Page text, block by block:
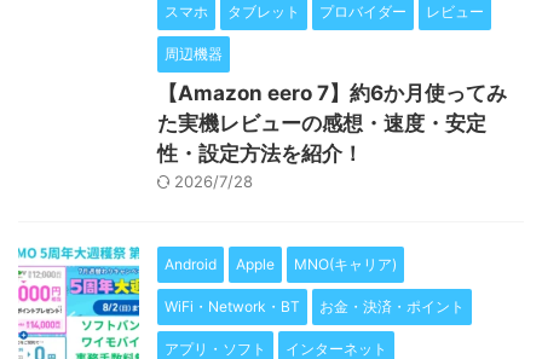
スマホ タブレット プロバイダー レビュー
周辺機器
【Amazon eero 7】約6か月使ってみ
た実機レビューの感想・速度・安定
性・設定方法を紹介！
2026/7/28
Android Apple MNO(キャリア)
WiFi・Network・BT お金・決済・ポイント
アプリ・ソフト インターネット